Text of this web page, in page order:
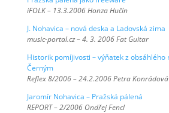
iFOLK – 13.3.2006 Honza Hučín
J. Nohavica – nová deska a Ladovská zima
music-portal.cz – 4. 3. 2006 Fat Guitar
Historik pomíjivosti – výňatek z obsáhlého
Černým
Reflex 8/2006 – 24.2.2006 Petra Konrádová
Jaromír Nohavica – Pražská pálená
REPORT – 2/2006 Ondřej Fencl